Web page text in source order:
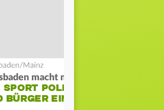
macht mobil
POLIZEI
BÜRGER EINT